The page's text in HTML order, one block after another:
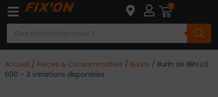
0
Accueil / Pièces & Consommables / Burins / Burin de BRH LG
600 – 3 variations disponibles